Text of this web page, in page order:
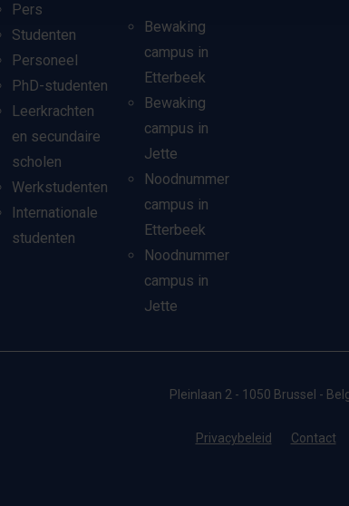
Pers
Studenten
Personeel
PhD-studenten
Leerkrachten
en secundaire
scholen
Werkstudenten
Internationale
studenten
Bewaking
campus in
Etterbeek
Bewaking
campus in
Jette
Noodnummer
campus in
Etterbeek
Noodnummer
campus in
Jette
Pleinlaan 2 - 1050 Brussel -
Privacybeleid Contact